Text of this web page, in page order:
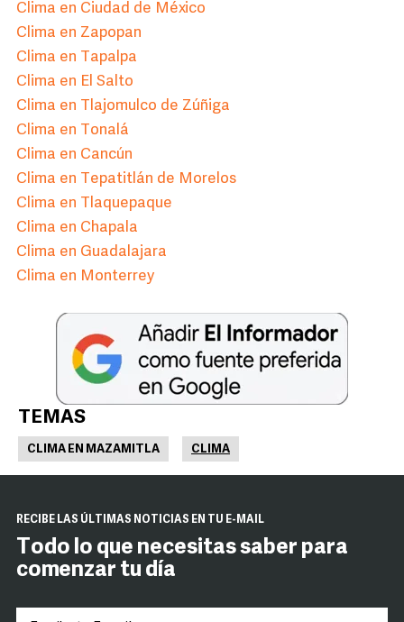
Clima en Ciudad de México
Clima en Zapopan
Clima en Tapalpa
Clima en El Salto
Clima en Tlajomulco de Zúñiga
Clima en Tonalá
Clima en Cancún
Clima en Tepatitlán de Morelos
Clima en Tlaquepaque
Clima en Chapala
Clima en Guadalajara
Clima en Monterrey
TEMAS
CLIMA EN MAZAMITLA CLIMA
RECIBE LAS ÚLTIMAS NOTICIAS EN TU E-MAIL
Todo lo que necesitas saber para
comenzar tu día